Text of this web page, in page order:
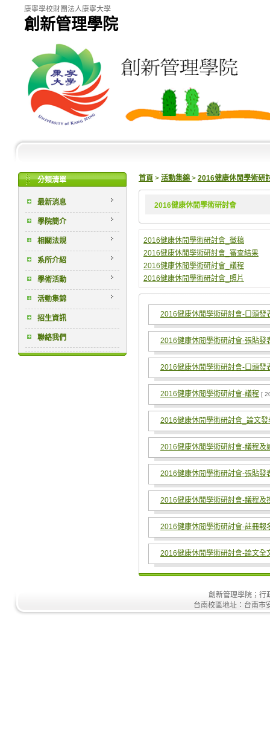
創新管理學院
康寧學校財團法人康寧大學
分類清單
最新消息
學院簡介
相關法規
系所介紹
學術活動
活動集錦
招生資訊
聯絡我們
首頁 > 活動集錦 > 2016健康休閒學術研
2016健康休閒學術研討會
2016健康休閒學術研討會_徵稿
2016健康休閒學術研討會_審查結果
2016健康休閒學術研討會_議程
2016健康休閒學術研討會_照片
2016健康休閒學術研討會-口頭發
2016健康休閒學術研討會-張貼發
2016健康休閒學術研討會-口頭發
2016健康休閒學術研討會-議程 [
2016健康休閒學術研討會_論文發
2016健康休閒學術研討會-議程及
2016健康休閒學術研討會-張貼發
2016健康休閒學術研討會-議程及
2016健康休閒學術研討會-註冊報
2016健康休閒學術研討會-論文全
創新管理學院；行
台南校區地址：台南市